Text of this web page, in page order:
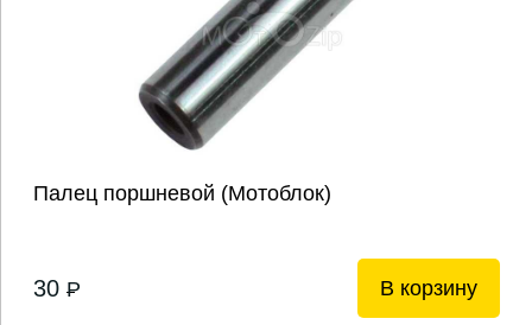
Палец поршневой (Мотоблок)
30 P В корзину